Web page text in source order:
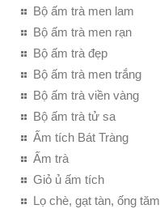
Bộ ấm trà men lam
Bộ ấm trà men rạn
Bộ ấm trà đẹp
Bộ ấm trà men trắng
Bộ ấm trà viền vàng
Bộ ấm trà tử sa
Ấm tích Bát Tràng
Ấm trà
Giỏ ủ ấm tích
Lọ chè, gạt tàn, ống tăm